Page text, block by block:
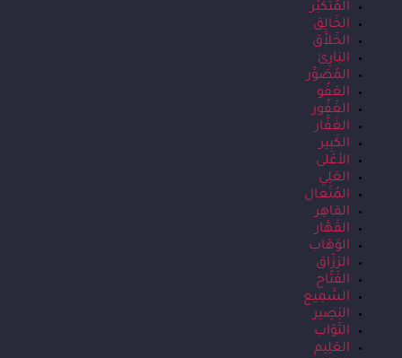
المُتَكَبِّر
الخَالِق
الخَلاَّق
البَارِئ
المُصَوِّر
العَفُو
الغَفُور
الغَفَّار
الكَبِير
الأعْلى
العَلِي
المُتَعال
القاهِر
القَهَّار
الوَهّاب
الرَزّاق
الفَتّاح
السَّمِيع
البَصِير
التَوّاب
العَلِيم